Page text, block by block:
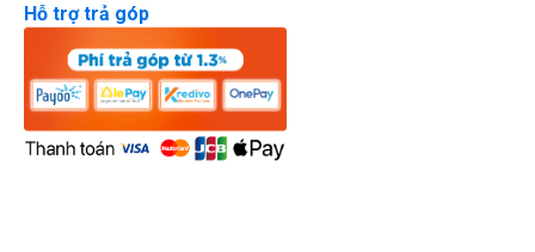
Hỗ trợ trả góp